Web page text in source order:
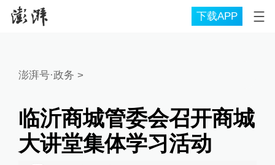
下载APP
澎湃号·政务 >
临沂商城管委会召开商城
大讲堂集体学习活动